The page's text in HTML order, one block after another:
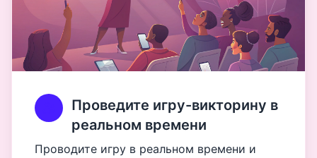
Проведите игру-викторину в
реальном времени
Проводите игру в реальном времени и